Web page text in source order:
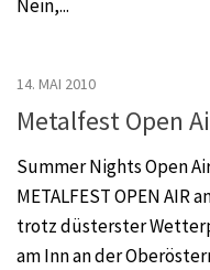
Nein,...
14. MAI 2010
Metalfest Open
Summer Nights Open
METALFEST OPEN
trotz düsterster
am Inn an der